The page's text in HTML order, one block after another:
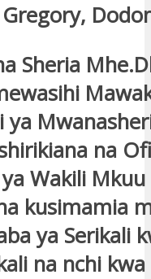
Sheria
ya
na
Wakili Mkuu
kusimamia
ya Serikali
na nchi